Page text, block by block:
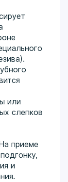
или
слепков
приеме
и